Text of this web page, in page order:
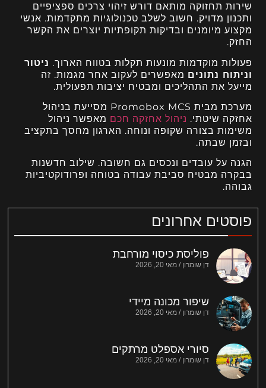
פוסטים אחרונים
פוליסת כיסוי מורחבת
דן שומרון מאי 20, 2026
שיפור מכונה מיידי
דן שומרון מאי 20, 2026
סיורי אספלט מרתקים
דן שומרון מאי 20, 2026
שירות תחזוקה מותאם דורש זיהוי צרכים ספציפיים
ותכנון מדויק. חשוב לשלב טכנולוגיות מתקדמות. אנשי
מקצוע מיומנים ובדיקות תקופתיות יוצרים את הקשר
החזק.
פעולות מוקדמות מונעות תקלות בטווח הארוך. ניטור
וניתוח נתונים מאפשרים לעקוב אחר מגמות. זה
מייעל את התהליכים ומבטיח יציבות תפעולית.
מערכת מבית Promobox MCS מסייעת בניהול
אחזקה שיטתי. ניהול אחזקה חכם מאפשר ניהול
משימות בצורה שקופה ונוחה. הארגון מחסך בתקציב
ובזמן שבתה.
הגנה על עובדים ונכסים גם חשובה. שילוב חדשנות
בבקרה מבטיח סביבת עבודה בטוחה ופרודוקטיביות
גבוהה.